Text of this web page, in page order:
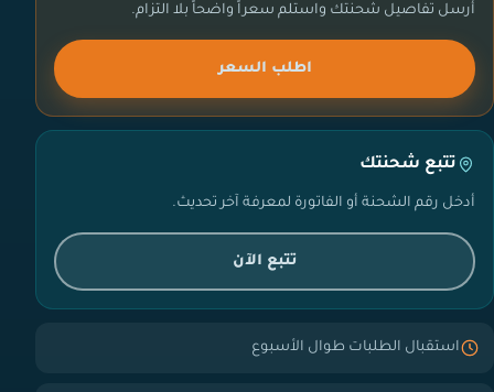
أرسل تفاصيل شحنتك واستلم سعراً واضحاً بلا التزام.
اطلب السعر
تتبع شحنتك
أدخل رقم الشحنة أو الفاتورة لمعرفة آخر تحديث.
تتبع الآن
استقبال الطلبات طوال الأسبوع